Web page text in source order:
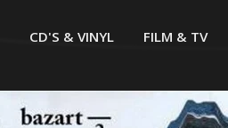
CD'S & VINYL FILM & TV